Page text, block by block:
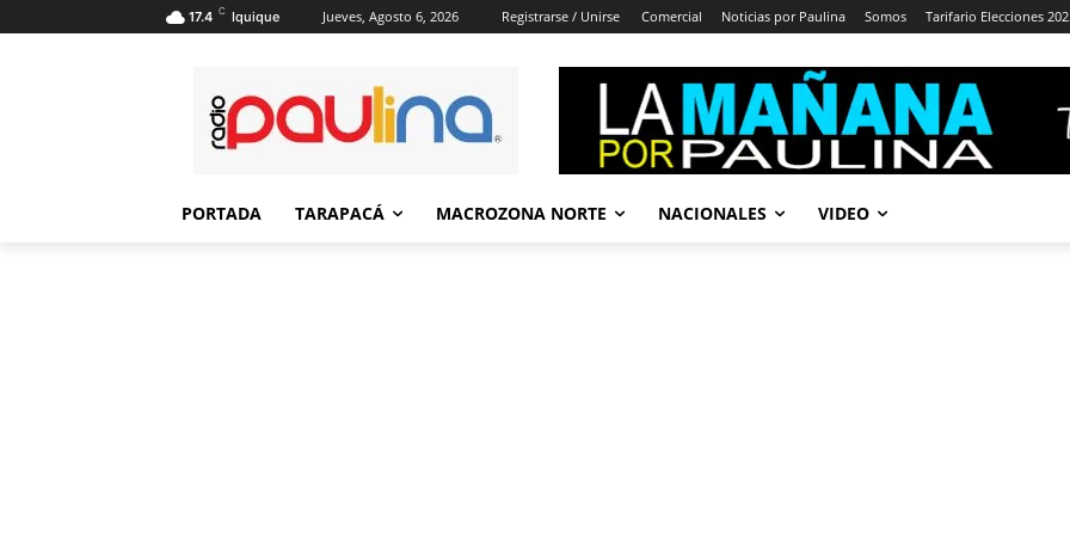
17.4 C Iquique Jueves, Agosto 6, 2026 Registrarse / Unirse Comercial Noticias por Paulina Somos Tarifario Elecciones
PORTADA TARAPACÁ MACROZONA NORTE NACIONALES VIDEO